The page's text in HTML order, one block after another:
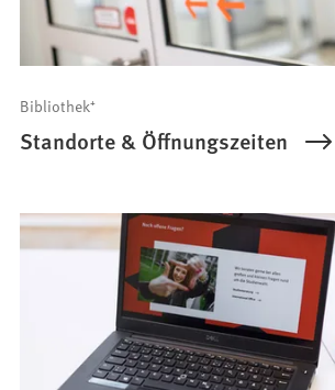
Bibliothek⁺
Standorte & Öffnungszeiten